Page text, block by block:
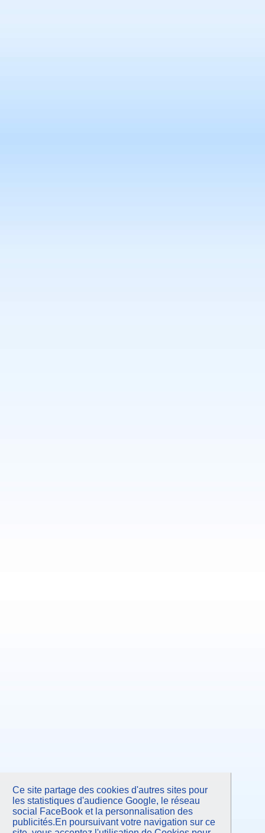
Ce site partage des cookies d'autres sites pour
les statistiques d'audience Google, le réseau
social FaceBook et la personnalisation des
publicités.En poursuivant votre navigation sur ce